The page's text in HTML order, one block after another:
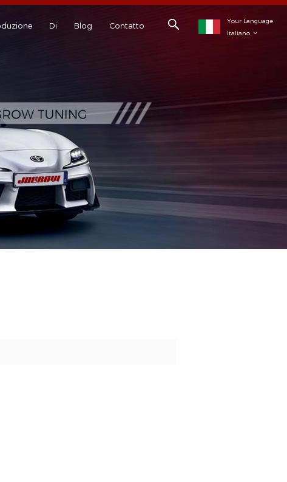
Your Language
Italiano
Di Blog Contatto